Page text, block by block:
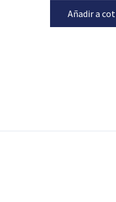
Añadir a